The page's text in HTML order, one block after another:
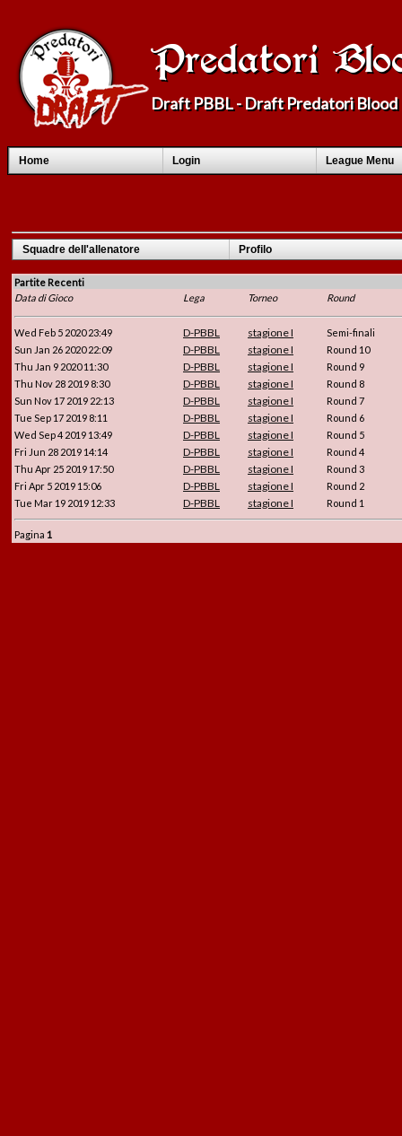
Predatori
Draft PBBL - Draft Predatori Blood
Home Login League Menu
Squadre dell'allenatore Profilo
Partite Recenti
Data di Gioco
Lega Torneo Round
Wed Feb 5 2020 23:49 D-PBBL stagione I
Semi-finali
Sun Jan 26 2020 22:09
D-PBBL stagione I
Round 10
Thu Jan 9 2020 11:30
D-PBBL stagione I
Round 9
Thu Nov 28 2019 8:30
D-PBBL stagione I
Round 8
Sun Nov 17 2019 22:13
D-PBBL stagione I
Round 7
Tue Sep 17 2019 8:11
D-PBBL stagione I
Round 6
Wed Sep 4 2019 13:49
D-PBBL stagione I
Round 5
Fri Jun 28 2019 14:14
D-PBBL stagione I
Round 4
Thu Apr 25 2019 17:50
D-PBBL stagione I
Round 3
Fri Apr 5 2019 15:06
D-PBBL stagione I
Round 2
Tue Mar 19 2019 12:33
D-PBBL stagione I Round 1
Pagina 1